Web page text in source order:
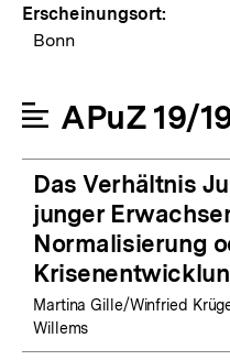
Erscheinungsort:
Bonn
APuZ 19/
Das Verhältnis
junger
Normalisierung
Martina Gille/Winfried
Willems